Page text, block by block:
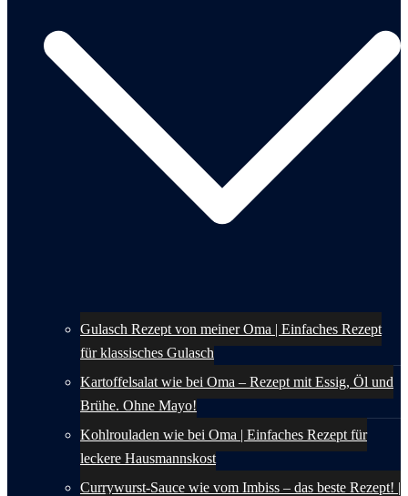
Gulasch Rezept von meiner Oma | Einfaches Rezept
für klassisches Gulasch
Kartoffelsalat wie bei Oma – Rezept mit Essig, Öl und
Brühe. Ohne Mayo!
Kohlrouladen wie bei Oma | Einfaches Rezept für
leckere Hausmannskost
Currywurst-Sauce wie vom Imbiss – das beste Rezept! |